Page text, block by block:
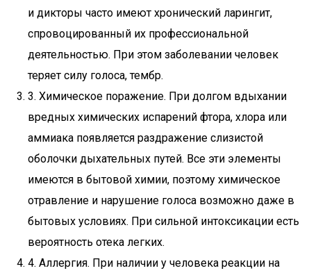
и дикторы часто имеют хронический ларингит,
спровоцированный их профессиональной
деятельностью. При этом заболевании человек
теряет силу голоса, тембр.
3. Химическое поражение. При долгом вдыхании
вредных химических испарений фтора, хлора или
аммиака появляется раздражение слизистой
оболочки дыхательных путей. Все эти элементы
имеются в бытовой химии, поэтому химическое
отравление и нарушение голоса возможно даже в
бытовых условиях. При сильной интоксикации есть
вероятность отека легких.
4. Аллергия. При наличии у человека реакции на